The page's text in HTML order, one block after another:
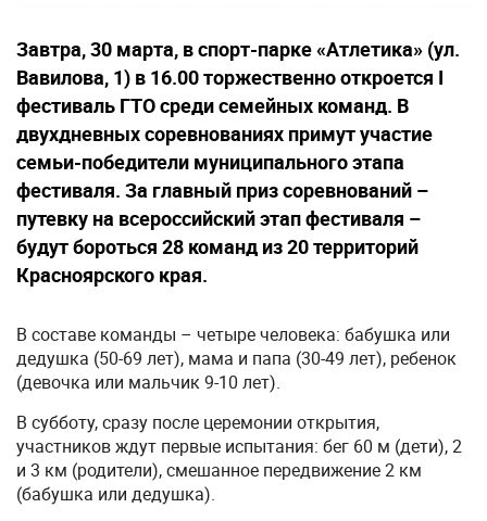
Завтра, 30 марта, в спорт-парке «Атлетика» (ул.
Вавилова, 1) в 16.00 торжественно откроется I
фестиваль ГТО среди семейных команд. В
двухдневных соревнованиях примут участие
семьи-победители муниципального этапа
фестиваля. За главный приз соревнований –
путевку на всероссийский этап фестиваля –
будут бороться 28 команд из 20 территорий
Красноярского края.
В составе команды – четыре человека: бабушка или
дедушка (50-69 лет), мама и папа (30-49 лет), ребенок
(девочка или мальчик 9-10 лет).
В субботу, сразу после церемонии открытия,
участников ждут первые испытания: бег 60 м (дети), 2
и 3 км (родители), смешанное передвижение 2 км
(бабушка или дедушка).